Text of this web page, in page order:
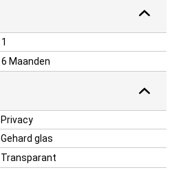
1
6 Maanden
Privacy
Gehard glas
Transparant